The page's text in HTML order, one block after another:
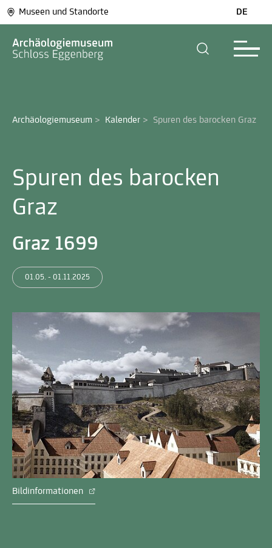
Museen und Standorte DE
Archäologiemuseum > Kalender > Spuren des barocken Graz
Spuren des barocken
Graz
Graz 1699
01.05. - 01.11.2025
Bildinformationen